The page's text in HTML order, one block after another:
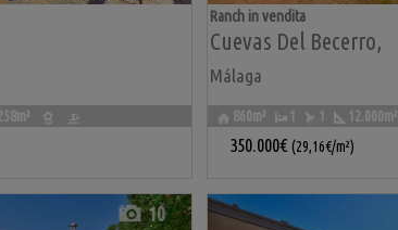
Cuevas Del Becerro,
Málaga
Ranch in vendita
860m² 1 1 12.000m²
350.000€ (29,16€/m²)
10